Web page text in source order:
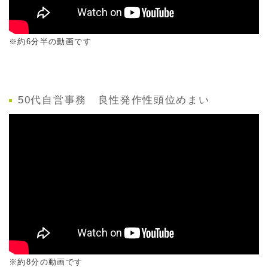
※約6分半の動画です
50代自営事務 良性発作性頭位めまい
※約8分の動画です